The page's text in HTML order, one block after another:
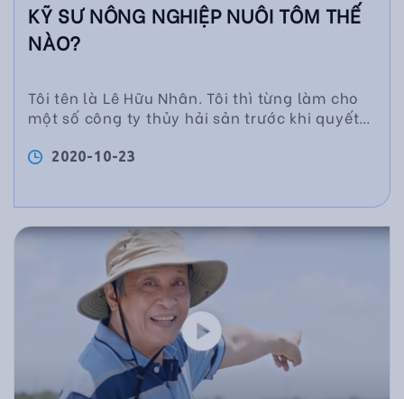
KỸ SƯ NÔNG NGHIỆP NUÔI TÔM THẾ
NÀO?
Tôi tên là Lê Hữu Nhân. Tôi thì từng làm cho
một số công ty thủy hải sản trước khi quyết
Tôm của tôi, quyết định của tôi.
2020-10-23